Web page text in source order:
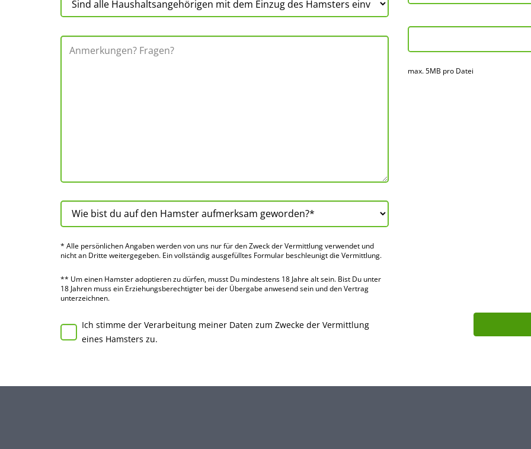
* Alle persön­lichen Angaben werden von uns nur für den Zweck der Vermitt­lung verwendet und
nicht an Dritte weiter­gegeben. Ein voll­ständig ausge­fülltes Formular beschleu­nigt die Vermitt­lung.
** Um einen Hamster adoptieren zu dürfen, musst Du mindes­tens 18 Jahre alt sein. Bist Du unter
18 Jahren muss ein Erziehungs­berechtigter bei der Über­gabe anwes­end sein und den Vertrag
unter­zeichnen.
max. 5MB pro Datei
Ich stimme der Verarbeitung meiner Daten zum Zwecke der Vermittlung
eines Hamsters zu.